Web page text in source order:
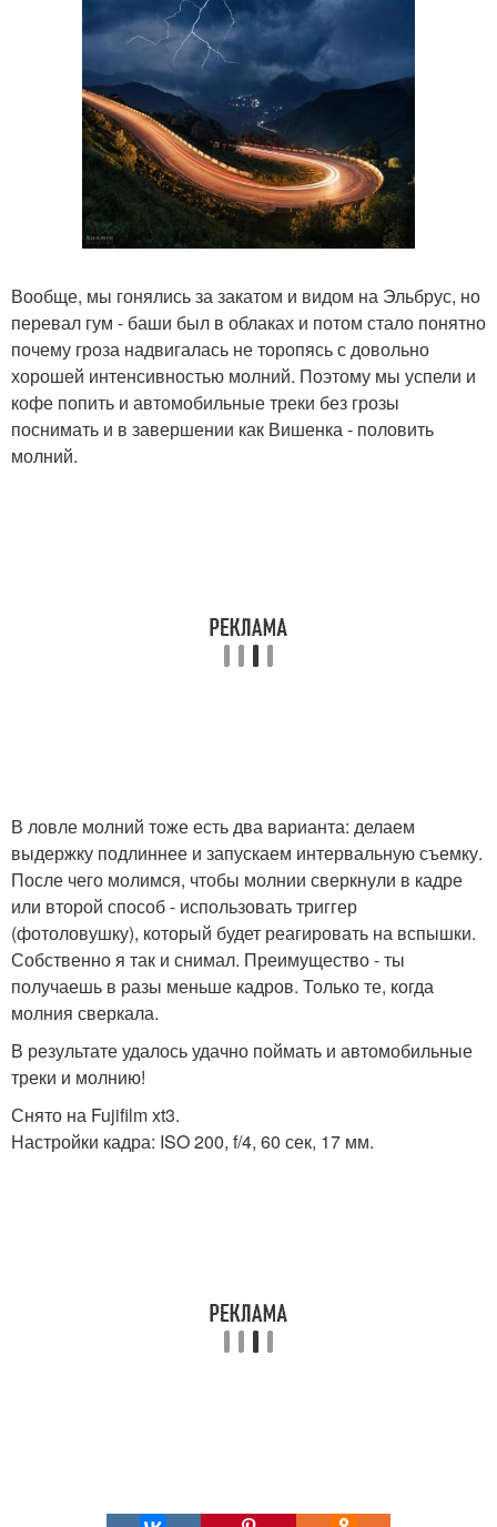
Вообще, мы гонялись за закатом и видом на Эльбрус, но
перевал гум - баши был в облаках и потом стало понятно
почему гроза надвигалась не торопясь с довольно
хорошей интенсивностью молний. Поэтому мы успели и
кофе попить и автомобильные треки без грозы
поснимать и в завершении как Вишенка - половить
молний.
В ловле молний тоже есть два варианта: делаем
выдержку подлиннее и запускаем интервальную съемку.
После чего молимся, чтобы молнии сверкнули в кадре
или второй способ - использовать триггер
(фотоловушку), который будет реагировать на вспышки.
Собственно я так и снимал. Преимущество - ты
получаешь в разы меньше кадров. Только те, когда
молния сверкала.
В результате удалось удачно поймать и автомобильные
треки и молнию!
Снято на Fujifilm xt3.
Настройки кадра: ISO 200, f/4, 60 сек, 17 мм.